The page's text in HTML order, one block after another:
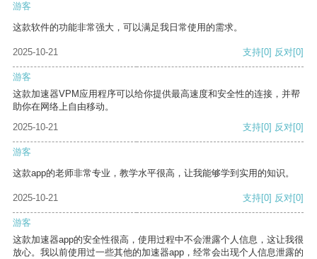
游客
这款软件的功能非常强大，可以满足我日常使用的需求。
2025-10-21 支持[0] 反对[0]
游客
这款加速器VPM应用程序可以给你提供最高速度和安全性的连接，并帮
助你在网络上自由移动。
2025-10-21
支持[0] 反对[0]
游客
这款app的老师非常专业，教学水平很高，让我能够学到实用的知识。
2025-10-21 支持[0] 反对[0]
游客
这款加速器app的安全性很高，使用过程中不会泄露个人信息，这让我很
放心。我以前使用过一些其他的加速器app，经常会出现个人信息泄露的